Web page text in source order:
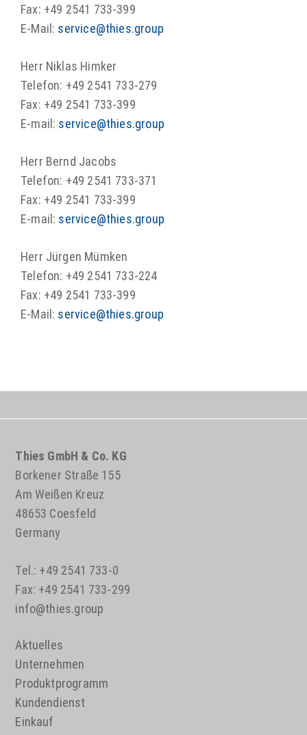
Fax: +49 2541 733-399
E-Mail: service@thies.group
Herr Niklas Himker
Telefon: +49 2541 733-279
Fax: +49 2541 733-399
E-mail: service@thies.group
Herr Bernd Jacobs
Telefon: +49 2541 733-371
Fax: +49 2541 733-399
E-mail: service@thies.group
Herr Jürgen Mümken
Telefon: +49 2541 733-224
Fax: +49 2541 733-399
E-Mail: service@thies.group
Thies GmbH & Co. KG
Borkener Straße 155
Am Weißen Kreuz
48653 Coesfeld
Germany
Tel.: +49 2541 733-0
Fax: +49 2541 733-299
info@thies.group
Aktuelles
Unternehmen
Produktprogramm
Kundendienst
Einkauf